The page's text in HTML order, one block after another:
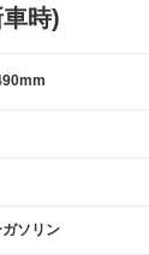
時)
ソリン